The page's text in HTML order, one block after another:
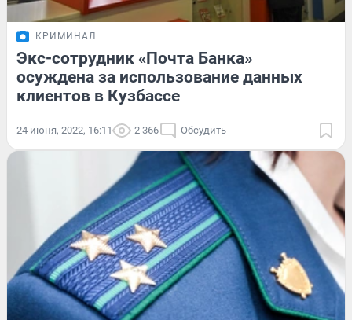
КРИМИНАЛ
Экс-сотрудник «Почта Банка»
осуждена за использование данных
клиентов в Кузбассе
24 июня, 2022, 16:11 2 366 Обсудить